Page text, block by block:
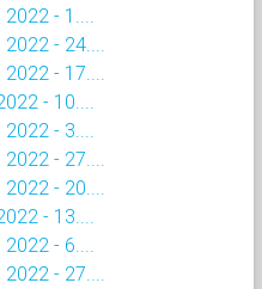
- 1....
- 24....
- 17....
- 10....
- 3....
- 27....
- 20....
- 13....
- 6....
- 27....